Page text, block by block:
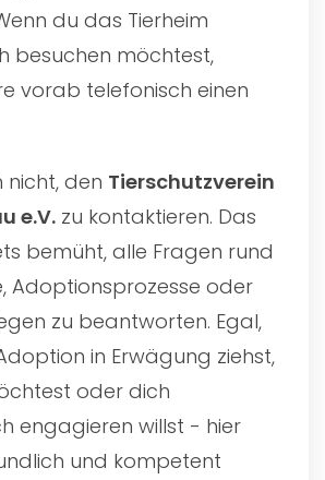
du das Tierheim
besuchen möchtest,
vorab telefonisch einen
nicht, den Tierschutzverein
e.V. zu kontaktieren. Das
bemüht, alle Fragen rund
Adoptionsprozesse oder
zu beantworten. Egal,
in Erwägung ziehst,
oder dich
engagieren willst - hier
und kompetent